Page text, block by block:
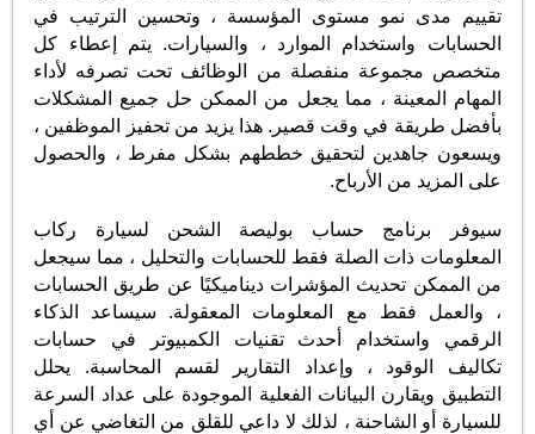
تقييم مدى نمو مستوى المؤسسة ، وتحسين الترتيب في
الحسابات واستخدام الموارد ، والسيارات. يتم إعطاء كل
متخصص مجموعة منفصلة من الوظائف تحت تصرفه لأداء
المهام المعينة ، مما يجعل من الممكن حل جميع المشكلات
بأفضل طريقة في وقت قصير. هذا يزيد من تحفيز الموظفين ،
ويسعون جاهدين لتحقيق خططهم بشكل مفرط ، والحصول
على المزيد من الأرباح.
سيوفر برنامج حساب بوليصة الشحن لسيارة ركاب
المعلومات ذات الصلة فقط للحسابات والتحليل ، مما سيجعل
من الممكن تحديث المؤشرات ديناميكيًا عن طريق الحسابات
، والعمل فقط مع المعلومات المعقولة. سيساعد الذكاء
الرقمي واستخدام أحدث تقنيات الكمبيوتر في حسابات
تكاليف الوقود ، وإعداد التقارير لقسم المحاسبة. يحلل
التطبيق ويقارن البيانات الفعلية الموجودة على عداد السرعة
للسيارة أو الشاحنة ، لذلك لا داعي للقلق من التغاضي عن أي